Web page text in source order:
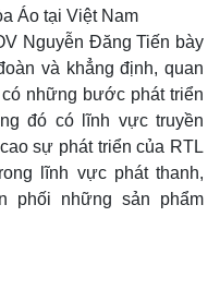
Áo tại Việt Nam
Nguyễn Đăng Tiến bày
và khẳng định, quan
những bước phát triển
đó có lĩnh vực truyền
sự phát triển của RTL
lĩnh vực phát thanh,
phối những sản phẩm